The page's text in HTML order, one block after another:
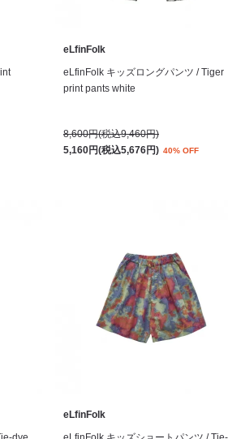
eLfinFolk
eLfinFolk キッズロングパンツ / Tiger
print pants white
8,600円(税込9,460円)
5,160円(税込5,676円) 40% OFF
eLfinFolk